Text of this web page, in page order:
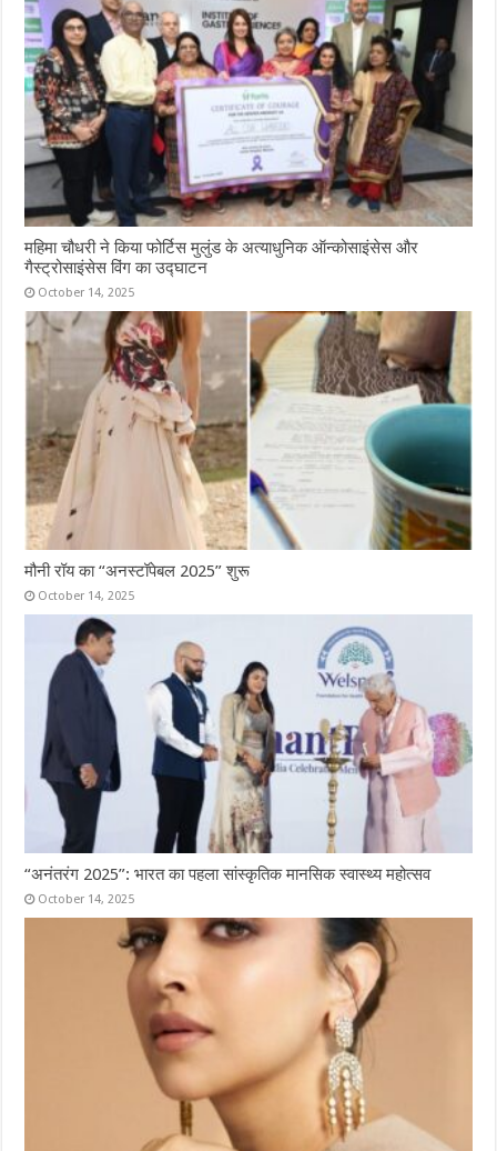
महिमा चौधरी ने किया फोर्टिस मुलुंड के अत्याधुनिक ऑन्कोसाइंसेस और
गैस्ट्रोसाइंसेस विंग का उद्घाटन
October 14, 2025
मौनी रॉय का “अनस्टॉपेबल 2025” शुरू
October 14, 2025
“अनंतरंग 2025”: भारत का पहला सांस्कृतिक मानसिक स्वास्थ्य महोत्सव
October 14, 2025